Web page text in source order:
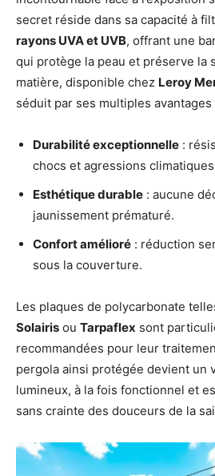
secret réside dans sa capacité à
rayons UVA et UVB, offrant une
qui protège la peau et préserve la
matière, disponible chez Leroy
séduit par ses multiples avantages
Durabilité exceptionnelle :
chocs et agressions
Esthétique durable : aucune
jaunissement prématuré.
Confort amélioré : réduction
sous la couverture.
Les plaques de polycarbonate
Solairis ou Tarpaflex sont
recommandées pour leur
pergola ainsi protégée devient un
lumineux, à la fois fonctionnel et
sans crainte des douceurs de la